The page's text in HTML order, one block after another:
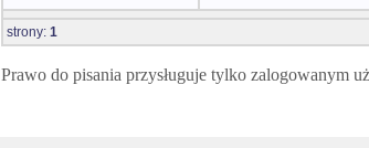
strony: 1
Prawo do pisania przysługuje tylko zalogowanym